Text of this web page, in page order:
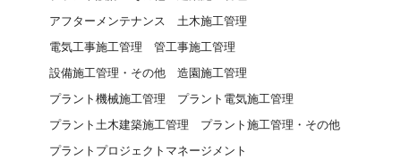
アフターメンテナンス
土木施工管理
電気工事施工管理
管工事施工管理
設備施工管理・その他
造園施工管理
プラント機械施工管理
プラント電気施工管理
プラント土木建築施工管理
プラント施工管理・その他
プラントプロジェクトマネージメント